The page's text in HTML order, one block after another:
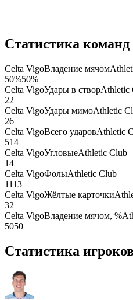
Статистика команд
Celta VigoВладение мячом
50%50%
Celta VigoУдары в створAthletic
22
Celta VigoУдары мимоAthletic
26
Celta VigoВсего ударовAthletic
514
Celta VigoУгловыеAthletic Club
14
Celta VigoФолыAthletic Club
1113
Celta VigoЖёлтые карточки
32
Celta VigoВладение мячом, %
5050
Статистика